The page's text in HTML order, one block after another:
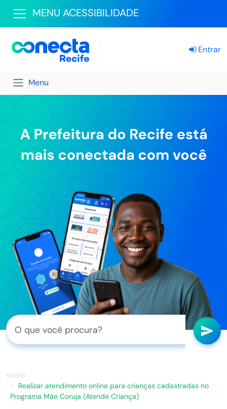
MENU ACESSIBILIDADE
Entrar
Menu
Home
Realizar atendimento online para crianças cadastradas no
Programa Mãe Coruja (Atende Criança)